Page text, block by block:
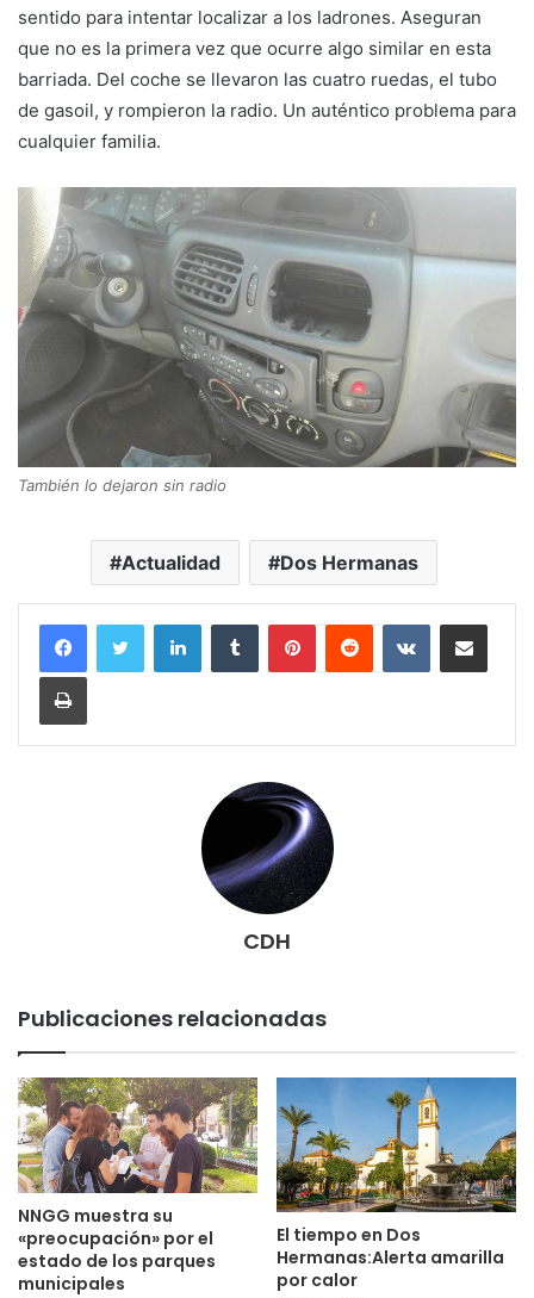
sentido para intentar localizar a los ladrones. Aseguran
que no es la primera vez que ocurre algo similar en esta
barriada. Del coche se llevaron las cuatro ruedas, el tubo
de gasoil, y rompieron la radio. Un auténtico problema para
cualquier familia.
También lo dejaron sin radio
Actualidad Dos Hermanas
CDH
Publicaciones relacionadas
NNGG muestra su
«preocupación» por el
estado de los parques
municipales
El tiempo en Dos
Hermanas:Alerta amarilla
por calor